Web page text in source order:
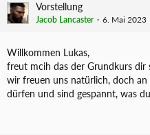
Vorstellung
Jacob Lancaster 6. Mai 2023
Willkommen Lukas,
freut mcih das der Grundkurs dir
wir freuen uns natürlich, doch an
dürfen und sind gespannt, was